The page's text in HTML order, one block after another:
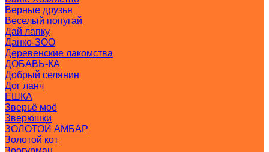
Верные друзья
Веселый попугай
Дай лапку
Данко-ЗОО
Деревенские лакомства
ДОБАВЬ-КА
Добрый селянин
Дог ланч
ЕШКА
Зверьё моё
Зверюшки
ЗОЛОТОЙ АМБАР
Золотой кот